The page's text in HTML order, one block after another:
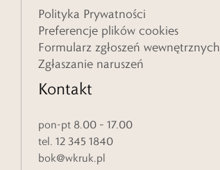
Polityka Prywatności
Preferencje plików cookies
Formularz zgłoszeń wewnętrznych
Zgłaszanie naruszeń
Kontakt
pon-pt 8.00 – 17.00
tel. 12 345 1840
bok@wkruk.pl